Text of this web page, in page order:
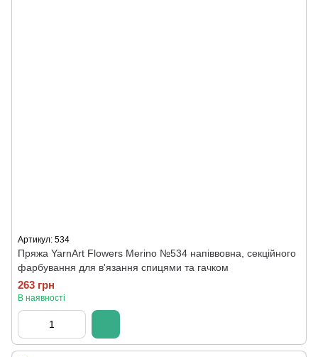
Артикул: 534
Пряжа YarnArt Flowers Merino №534 напіввовна, секційного
фарбування для в'язання спицями та гачком
263 грн
В наявності